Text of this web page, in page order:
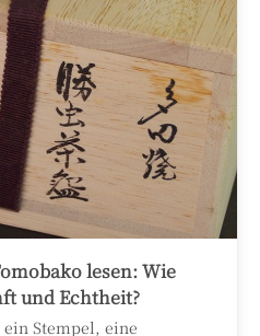
lesen: Wie
und Echtheit?
Stempel, eine